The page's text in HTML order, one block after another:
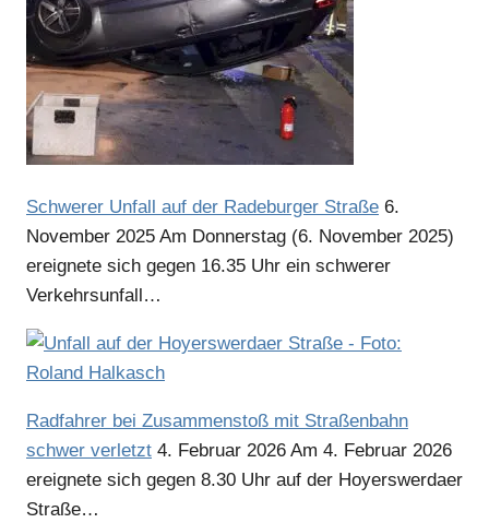
Anzeige
Schwerer Unfall auf der Radeburger Straße 6.
November 2025 Am Donnerstag (6. November 2025)
ereignete sich gegen 16.35 Uhr ein schwerer
Verkehrsunfall…
Radfahrer bei Zusammenstoß mit Straßenbahn
schwer verletzt 4. Februar 2026 Am 4. Februar 2026
ereignete sich gegen 8.30 Uhr auf der Hoyerswerdaer
Straße…